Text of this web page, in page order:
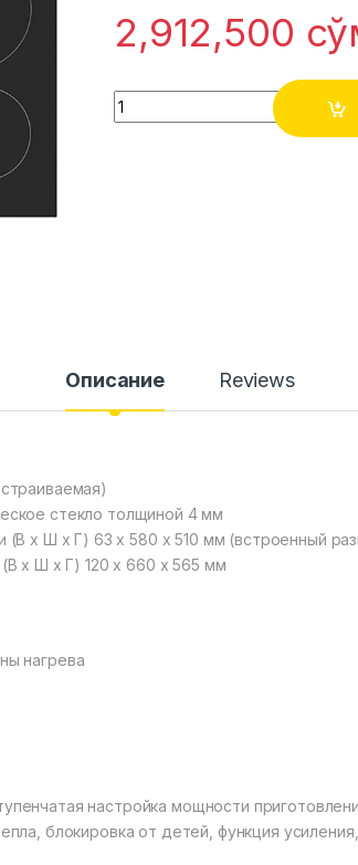
2,912,500
Quantity
Описание Reviews
стекло толщиной 4 мм
(В х Ш х Г) 63 х 580 х 510 мм (встроенный
х Ш х Г) 120 х 660 х 565 мм
нагрева
настройка мощности
блокировка от детей, функция